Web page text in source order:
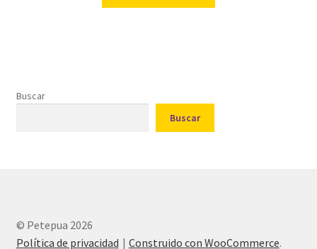
Buscar
Buscar
© Petepua 2026
Política de privacidad
Construido con WooCommerce.